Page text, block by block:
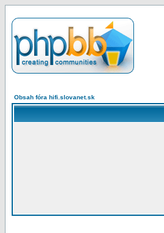
Obsah fóra hifi.slovanet.sk